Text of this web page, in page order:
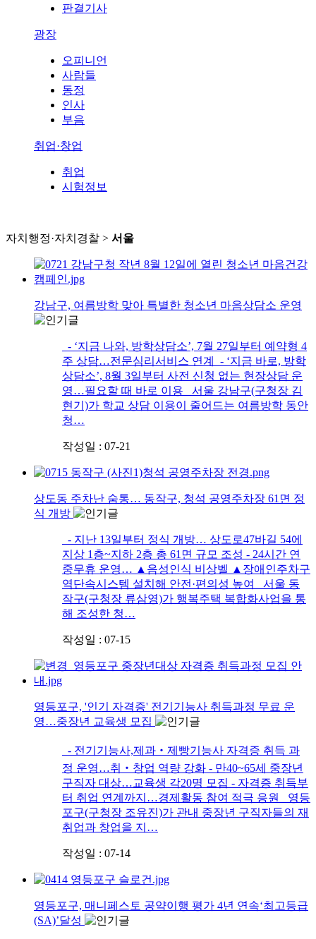
판결기사
광장
오피니언
사람들
동정
인사
부음
취업·창업
취업
시험정보
자치행정·자치경찰 > 서울
강남구, 여름방학 맞아 특별한 청소년 마음상담소 운영
- ‘지금 나와, 방학상담소’, 7월 27일부터 예약형 4
주 상담…전문심리서비스 연계 - ‘지금 바로, 방학
상담소’, 8월 3일부터 사전 신청 없는 현장상담 운
영…필요할 때 바로 이용 서울 강남구(구청장 김
현기)가 학교 상담 이용이 줄어드는 여름방학 동안
청…
작성일 : 07-21
상도동 주차난 숨통… 동작구, 청석 공영주차장 61면 정
식 개방
- 지난 13일부터 정식 개방… 상도로47바길 54에
지상 1층~지하 2층 총 61면 규모 조성 - 24시간 연
중무휴 운영… ▲음성인식 비상벨 ▲장애인주차구
역단속시스템 설치해 안전·편의성 높여 서울 동
작구(구청장 류삼영)가 행복주택 복합화사업을 통
해 조성한 청…
작성일 : 07-15
영등포구, '인기 자격증' 전기기능사 취득과정 무료 운
영…중장년 교육생 모집
- 전기기능사,제과‧제빵기능사 자격증 취득 과
정 운영…취‧창업 역량 강화 - 만40~65세 중장년
구직자 대상…교육생 각20명 모집 - 자격증 취득부
터 취업 연계까지…경제활동 참여 적극 응원 영등
포구(구청장 조유진)가 관내 중장년 구직자들의 재
취업과 창업을 지…
작성일 : 07-14
영등포구, 매니페스토 공약이행 평가 4년 연속‘최고등급
(SA)’달성